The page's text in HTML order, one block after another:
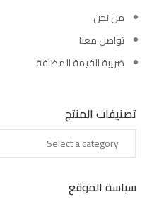
من نحن
تواصل معنا
ضريبة القيمة المضافة
تصنيفات المنتج
Select a category
سياسة الموقع